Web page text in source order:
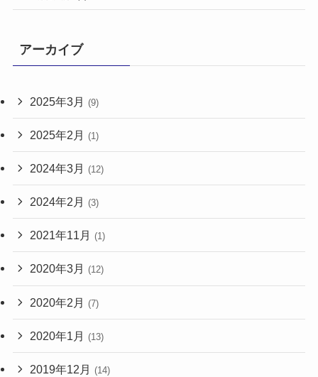
アーカイブ
2025年3月 (9)
2025年2月 (1)
2024年3月 (12)
2024年2月 (3)
2021年11月 (1)
2020年3月 (12)
2020年2月 (7)
2020年1月 (13)
2019年12月 (14)